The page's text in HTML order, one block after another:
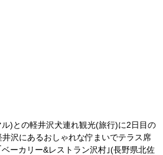
)との軽井沢犬連れ観光(旅行)に2日目の
沢にあるおしゃれな佇まいでテラス席
ーカリー&レストラン沢村｣(長野県北佐